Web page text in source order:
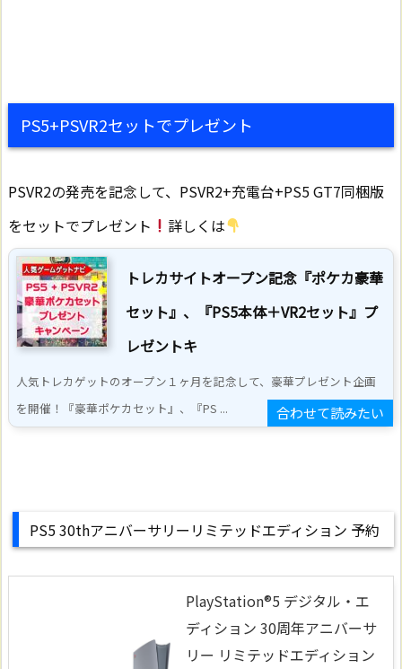
PS5+PSVR2セットでプレゼント
PSVR2の発売を記念して、PSVR2+充電台+PS5 GT7同梱版
をセットでプレゼント
詳しくは
トレカサイトオープン記念『ポケカ豪華
セット』、『PS5本体＋VR2セット』プ
レゼントキ
人気トレカゲットのオープン１ヶ月を記念して、豪華プレゼント企画
を開催！『豪華ポケカセット』、『PS ...
PS5 30thアニバーサリーリミテッドエディション 予約
PlayStation®5 デジタル・エ
ディション 30周年アニバーサ
リー リミテッドエディション